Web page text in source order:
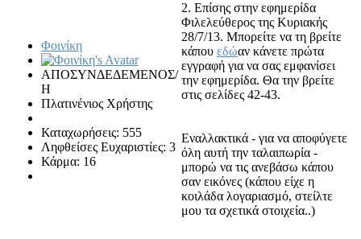
Φοινίκη
ΑΠΟΣΥΝΔΕΔΕΜΕΝΟΣ/
Η
Πλατινένιος Χρήστης
Καταχωρήσεις: 555
Ληφθείσες Ευχαριστίες: 3
Κάρμα: 16
2. Επίσης στην εφημερίδα
Φιλελεύθερος της Κυριακής
28/7/13. Μπορείτε να τη βρείτε
κάπου εδώαν κάνετε πρώτα
εγγραφή για να σας εμφανίσει
την εφημερίδα. Θα την βρείτε
στις σελίδες 42-43.
Εναλλακτικά - για να αποφύγετε
όλη αυτή την ταλαιπωρία -
μπορώ να τις ανεβάσω κάπου
σαν εικόνες (κάπου είχε η
κοιλάδα λογαριασμό, στείλτε
μου τα σχετικά στοιχεία..)